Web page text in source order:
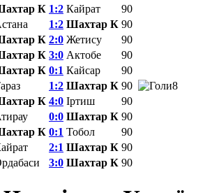
К 1:2 Кайрат
90
1:2 Шахтар К 90
К 2:0 Жетису
90
К 3:0 Актобе
90
К 0:1 Кайсар
90
1:2 Шахтар К 90
8
К 4:0 Іртиш
90
0:0 Шахтар К 90
К 0:1 Тобол
90
2:1 Шахтар К 90
3:0 Шахтар К 90